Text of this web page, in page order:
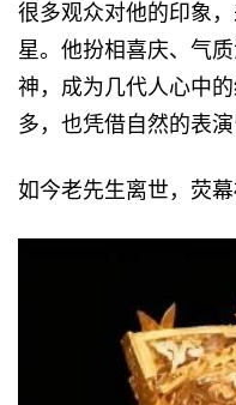
很多观众对他的印象
星。他扮相喜庆、气
神，成为几代人心中
多，也凭借自然的表
如今老先生离世，荧